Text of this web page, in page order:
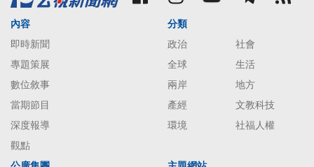
內容
即時新聞
專題策展
數位敘事
當期節目
深度報導
觀點
分類
政治
社會
全球
生活
兩岸
地方
產經
文教科技
環境
社福人權